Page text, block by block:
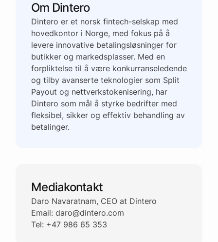
Om Dintero
Dintero er et norsk fintech-selskap med
hovedkontor i Norge, med fokus på å
levere innovative betalingsløsninger for
butikker og markedsplasser. Med en
forpliktelse til å være konkurranseledende
og tilby avanserte teknologier som Split
Payout og nettverkstokenisering, har
Dintero som mål å styrke bedrifter med
fleksibel, sikker og effektiv behandling av
betalinger.
Mediakontakt
Daro Navaratnam, CEO at Dintero
Email: daro@dintero.com
Tel: +47 986 65 353